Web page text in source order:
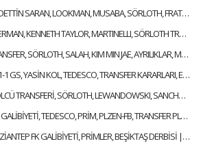
SERCAN HAMZAOĞLU | SADETTİN SARAN, LOOKMAN, MUSABA, SÖRLOTH, FRATTESI, TRANSFER | GÜNDEM FENERBAHÇE
SERCAN HAMZAOĞLU | VEERMAN, KENNETH TAYLOR, MARTINELLI, SÖRLOTH TRANSFERİ | GÜNDEM FENERBAHÇE
SERCAN HAMZAOĞLU | TRANSFER, SÖRLOTH, SALAH, KIM MIN JAE, AYRILIKLAR, MERT HAKAN | GÜNDEM FENERBAHÇE
SERCAN HAMZAOĞLU | FB 1-1 GS, YASİN KOL, TEDESCO, TRANSFER KARARLARI, EN NESYRI | GÜNDEM FENERBAHÇE
SERCAN HAMZAOĞLU | GOLCÜ TRANSFERİ, SÖRLOTH, LEWANDOWSKI, SANCHO, RİZESPOR-FB | GÜNDEM FENERBAHÇE
SERCAN HAMZAOĞLU | BJK GALİBİYETİ, TEDESCO, PRİM, PLZEN-FB, TRANSFER PLANI | GÜNDEM FENERBAHÇE
SERCAN HAMZAOĞLU | GAZİANTEP FK GALİBİYETİ, PRİMLER, BEŞİKTAŞ DERBİSİ | GÜNDEM FENERBAHÇE